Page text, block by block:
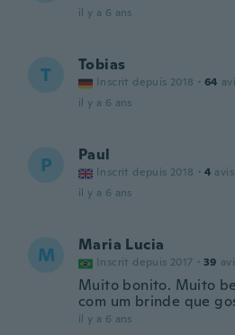
il y a 6 ans
T Tobias
Inscrit depuis 2018 · 64
il y a 6 ans
P Paul
Inscrit depuis 2018 · 4 avis
il y a 6 ans
M Maria Lucia
Inscrit depuis 2017 · 39
Muito bonito. Muito
com um brinde que
il y a 6 ans